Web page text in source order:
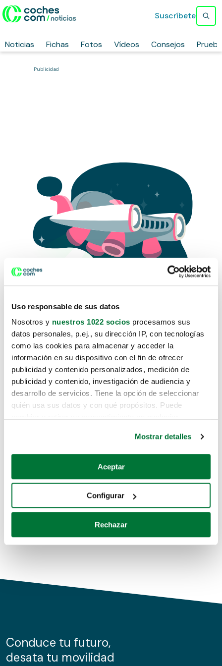
Uso responsable de sus datos
Nosotros y nuestros 1022 socios procesamos sus
datos personales, p.ej., su dirección IP, con tecnologías
como las cookies para almacenar y acceder la
información en su dispositivo con el fin de ofrecer
publicidad y contenido personalizados, medición de
publicidad y contenido, investigación de audiencia y
desarrollo de servicios. Tiene la opción de seleccionar
quién usa sus datos y con qué propósitos. Puede
Si lo permite, también quisiéramos:
Recopilar información sobre su ubicación geográfica
Identificar su dispositivo analizándolo activamente
para buscar características específicas (huellas
Obtenga más información sobre cómo se procesan sus
de cookies.
información sobre el uso que haga del sitio web con
nuestros partners de redes sociales, publicidad y análisis
Mostrar detalles
Aceptar
Configurar
Rechazar
Noticias Fichas Fotos Vídeos Consejos
Suscríbete
Publicidad
Lo sentimos, no sabemos como
te hemos traido hasta aquí.
Pero puedes encontrar el coche que estás
buscando en alguno de estos enlaces:
Coches de segunda mano
Coches de km0
Conduce tu futuro,
desata tu movilidad